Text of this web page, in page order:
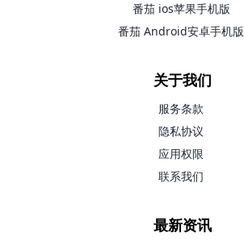
番茄 ios苹果手机版
番茄 Android安卓手机版
关于我们
服务条款
隐私协议
应用权限
联系我们
最新资讯